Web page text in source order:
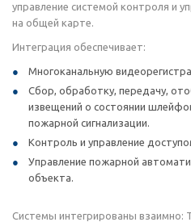
управление системой контроля и
на общей карте.
Интеграция обеспечивает:
Многоканальную
Сбор, обработку, передачу,
извещений о состоянии
пожарной сигнализации.
Контроль и управление
Управление пожарной
объекта.
Системы интегрированы взаимно: